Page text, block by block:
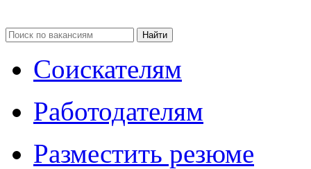
Соискателям
Работодателям
Разместить резюме